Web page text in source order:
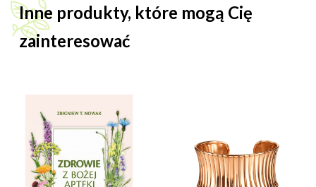
Inne produkty, które mogą Cię
zainteresować